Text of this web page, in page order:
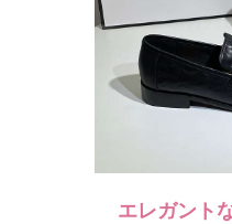
エレガント